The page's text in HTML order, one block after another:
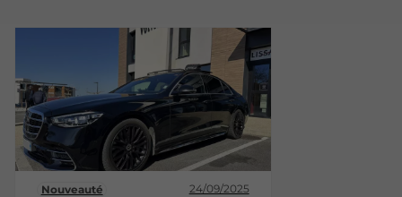
Nouveauté 24/09/2025